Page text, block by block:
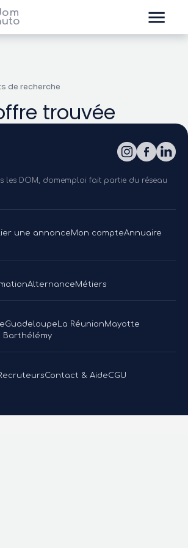
de recherche
trouvée
les DOM, domemploi fait partie du réseau
une annonceMon compteAnnuaire
AlternanceMétiers
Guadeloupe La RéunionMayotte
Barthélémy
Contact & AideCGU